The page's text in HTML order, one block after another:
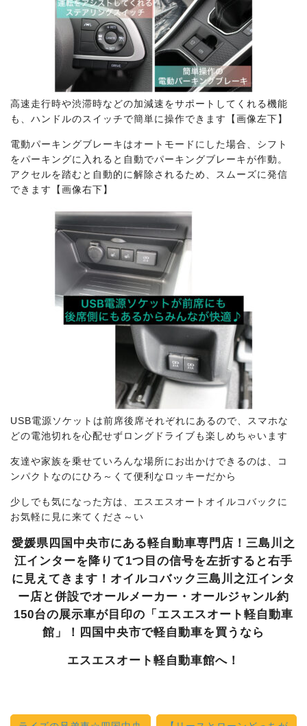
高速走行時や渋滞時などの加減速をサポートしてくれる機能
も、ハンドルのスイッチで簡単に操作できます
【画像左下】
電動パーキングブレーキはオートモードにした場合、シフト
をパーキングに入れると自動でパーキングブレーキが作動。
アクセルを踏むと自動的に解除されるため、スムーズに発信
できます
【画像右下】
USB電源ソケットは前席後席それぞれにあるので、スマホな
どの電池切れを心配せずロングドライブも楽しめちゃいます
友達や家族を乗せていろんな場所にお出かけできるのは、コ
ンパクトなのにひろ～くて便利なロッキーだから
少しでも気になった方は、エスエスオートオイルコバックに
お気軽に見に来てくださ～い
愛媛県四国中央市にある軽自動車専門店！三島川之
江インターを降りて1つ目の信号を左折すると右手
に見えてきます！オイルコバック三島川之江インタ
ー店と併設でオールメーカー・オールジャンル約
150台の展示車が目印の「エスエスオート軽自動車
館」！四国中央市で軽自動車を買うなら
エスエスオート軽自動車館へ！